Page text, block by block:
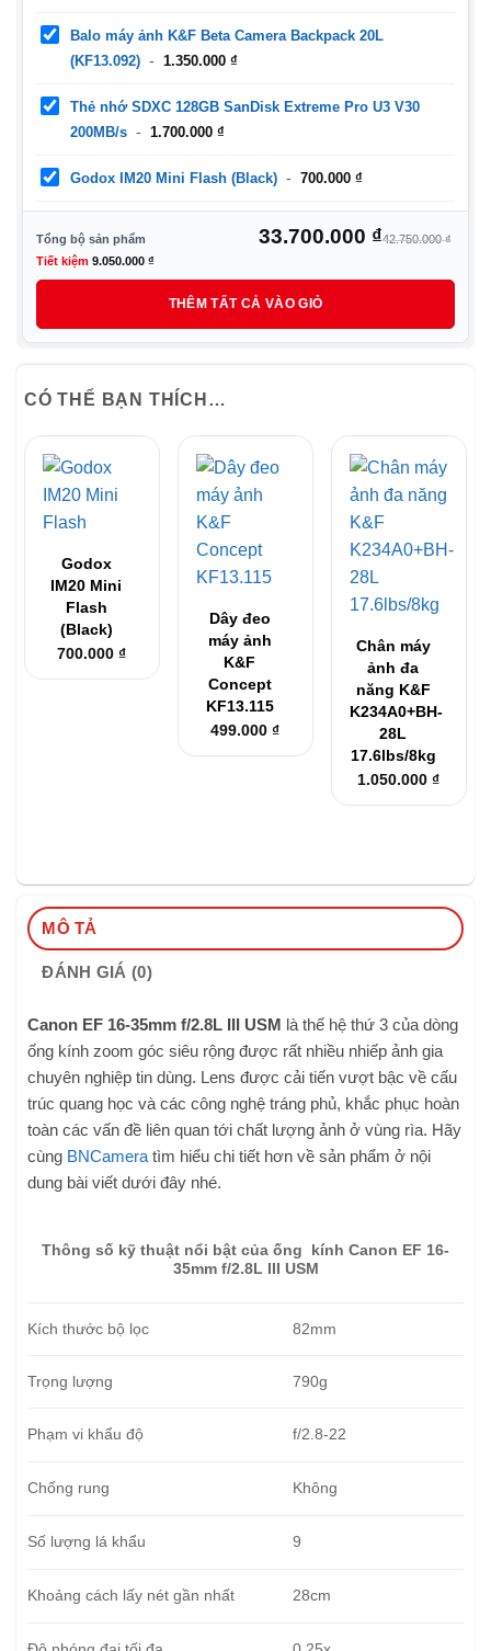
39.000.000 ₫.là:
Balo máy ảnh K&F Beta Camera Backpack 20L
(KF13.092)
1.350.000 ₫
Thẻ nhớ SDXC 128GB SanDisk Extreme Pro U3 V30
200MB/s
1.700.000 ₫
Godox IM20 Mini Flash (Black) 700.000 ₫
Tổng bộ sản phẩm 42.750.000₫
là:
33.700.000 ₫
tại
Tiết kiệm 9.050.000 ₫
THÊM TẤT CẢ VÀO GIỎ
CÓ THỂ BẠN THÍCH…
Godox
IM20 Mini
Flash
(Black)
700.000₫
Dây đeo
máy ảnh
K&F
Concept
KF13.115
499.000₫
Chân máy
ảnh đa
năng K&F
K234A0+BH-
28L
17.6lbs/8kg
1.050.000₫
MÔ TẢ
ĐÁNH GIÁ (0)
Canon EF 16-35mm f/2.8L III USM là thế hệ thứ 3 của dòng
ống kính zoom góc siêu rộng được rất nhiều nhiếp ảnh gia
chuyên nghiệp tin dùng. Lens được cải tiến vượt bậc về cấu
trúc quang học và các công nghệ tráng phủ, khắc phục hoàn
toàn các vấn đề liên quan tới chất lượng ảnh ở vùng rìa. Hãy
cùng BNCamera tìm hiểu chi tiết hơn về sản phẩm ở nội
dung bài viết dưới đây nhé.
Thông số kỹ thuật nổi bật của ống kính Canon EF 16-
35mm f/2.8L III USM
Kích thước bộ lọc 82mm
Trọng lượng 790g
Phạm vi khẩu độ f/2.8-22
Chống rung Không
Số lượng lá khẩu 9
Khoảng cách lấy nét gần nhất 28cm